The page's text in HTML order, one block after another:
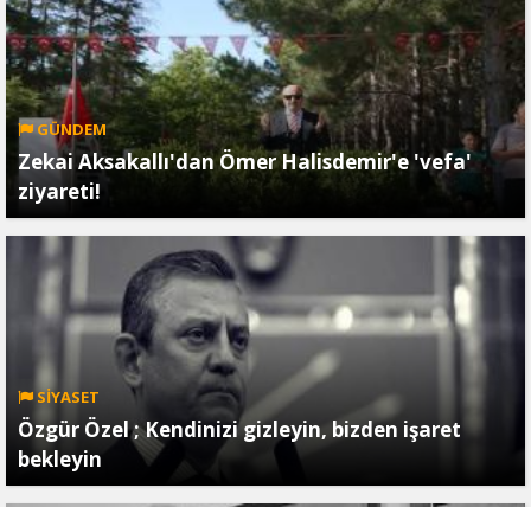
GÜNDEM
Zekai Aksakallı'dan Ömer Halisdemir'e 'vefa'
ziyareti!
SİYASET
Özgür Özel ; Kendinizi gizleyin, bizden işaret
bekleyin